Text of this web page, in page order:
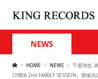
NEWS
HOME NEWS
千葉翔也
CHIBA 2nd FAMILY SESSION』開催決